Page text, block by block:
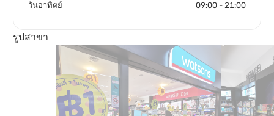
วันอาทิตย์ 09:00 - 21:00
รูปสาขา